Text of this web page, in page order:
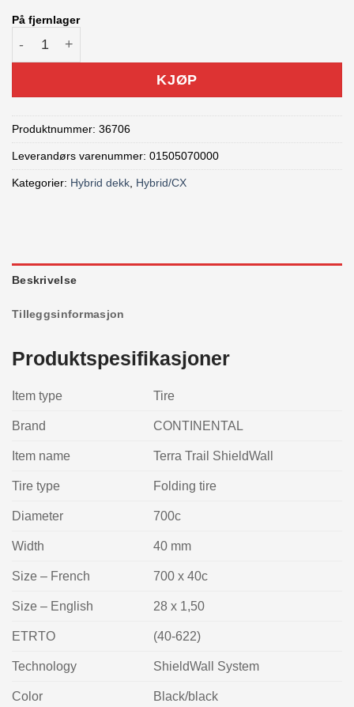
På fjernlager
KJØP
Produktnummer: 36706
Leverandørs varenummer: 01505070000
Kategorier: Hybrid dekk, Hybrid/CX
Beskrivelse
Tilleggsinformasjon
Produktspesifikasjoner
Item type Tire
Brand CONTINENTAL
Item name Terra Trail ShieldWall
Tire type Folding tire
Diameter 700c
Width 40 mm
Size – French 700 x 40c
Size – English 28 x 1,50
ETRTO (40-622)
Technology ShieldWall System
Color Black/black